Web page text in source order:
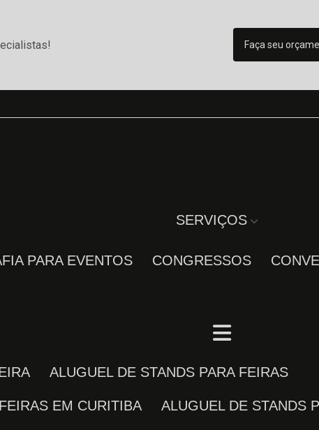
Faça seu
SERVIÇOS
PARA EVENTOS CONGRESSOS
ALUGUEL DE STANDS PARA FEIRAS
EM CURITIBA ALUGUEL DE STANDS